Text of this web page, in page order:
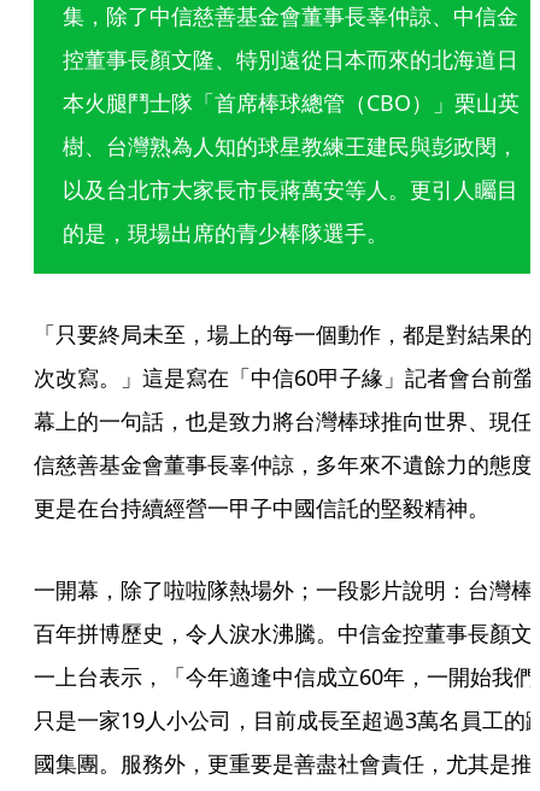
集，除了中信慈善基金會董事長辜仲諒、中信金
控董事長顏文隆、特別遠從日本而來的北海道日
本火腿鬥士隊「首席棒球總管（CBO）」栗山英
樹、台灣熟為人知的球星教練王建民與彭政閔，
以及台北市大家長市長蔣萬安等人。更引人矚目
的是，現場出席的青少棒隊選手。
「只要終局未至，場上的每一個動作，都是對結果的
次改寫。」這是寫在「中信60甲子緣」記者會台前螢
幕上的一句話，也是致力將台灣棒球推向世界、現任
信慈善基金會董事長辜仲諒，多年來不遺餘力的態度
更是在台持續經營一甲子中國信託的堅毅精神。
一開幕，除了啦啦隊熱場外；一段影片說明：台灣棒
百年拼博歷史，令人淚水沸騰。中信金控董事長顏文
一上台表示，「今年適逢中信成立60年，一開始我們
只是一家19人小公司，目前成長至超過3萬名員工的
國集團。服務外，更重要是善盡社會責任，尤其是推